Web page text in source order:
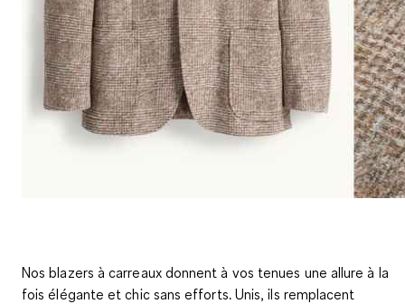
Nos blazers à carreaux donnent à vos tenues une allure à la
fois élégante et chic sans efforts. Unis, ils remplacent